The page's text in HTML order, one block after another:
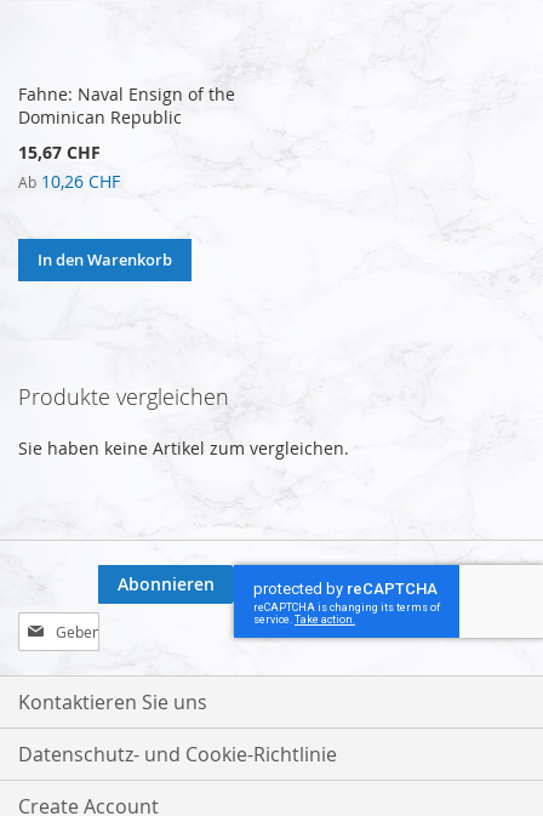
Fahne: Naval Ensign of the
Dominican Republic
15,67 CHF
Ab 10,26 CHF
In den Warenkorb
Produkte vergleichen
Sie haben keine Artikel zum vergleichen.
Melden
Sie
sich
für
Newsletter
an:
Abonnieren
Kontaktieren Sie uns
Datenschutz- und Cookie-Richtlinie
Create Account